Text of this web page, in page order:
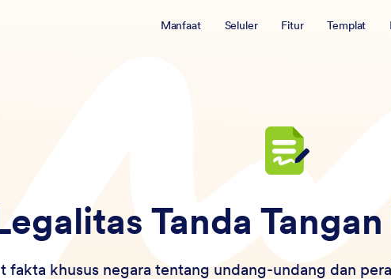
Manfaat Seluler Fitur Templat
Tanda
fakta khusus negara tentang undang-undang dan